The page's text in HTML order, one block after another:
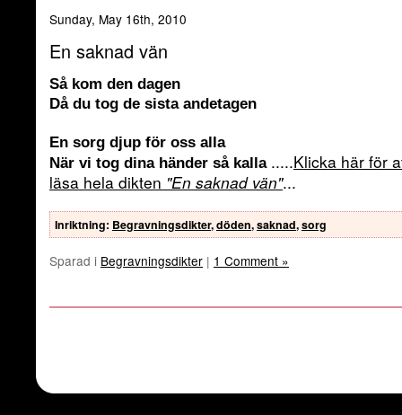
Sunday, May 16th, 2010
En saknad vän
Så kom den dagen
Då du tog de sista andetagen
En sorg djup för oss alla
När vi tog dina händer så kalla .....Klicka här för
läsa hela dikten "En saknad vän"...
Inriktning: Begravningsdikter,döden,saknad,sorg
Sparad i Begravningsdikter | 1 Comment »